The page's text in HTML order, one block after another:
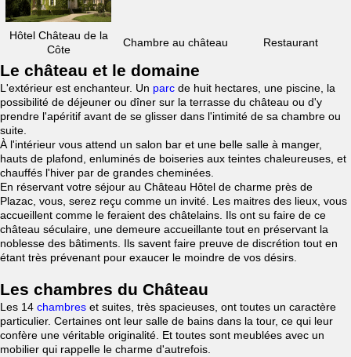
Hôtel Château de la
Côte
Chambre au château Restaurant
Le château et le domaine
L'extérieur est enchanteur. Un parc de huit hectares, une piscine, la
possibilité de déjeuner ou dîner sur la terrasse du château ou d'y
prendre l'apéritif avant de se glisser dans l'intimité de sa chambre ou
suite.
À l'intérieur vous attend un salon bar et une belle salle à manger,
hauts de plafond, enluminés de boiseries aux teintes chaleureuses, et
chauffés l'hiver par de grandes cheminées.
En réservant votre séjour au Château Hôtel de charme près de
Plazac, vous, serez reçu comme un invité. Les maitres des lieux, vous
accueillent comme le feraient des châtelains. Ils ont su faire de ce
château séculaire, une demeure accueillante tout en préservant la
noblesse des bâtiments. Ils savent faire preuve de discrétion tout en
étant très prévenant pour exaucer le moindre de vos désirs.
Les chambres du Château
Les 14 chambres et suites, très spacieuses, ont toutes un caractère
particulier. Certaines ont leur salle de bains dans la tour, ce qui leur
confère une véritable originalité. Et toutes sont meublées avec un
mobilier qui rappelle le charme d'autrefois.